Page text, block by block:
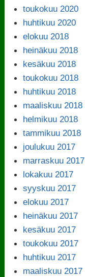
toukokuu 2020
huhtikuu 2020
elokuu 2018
heinäkuu 2018
kesäkuu 2018
toukokuu 2018
huhtikuu 2018
maaliskuu 2018
helmikuu 2018
tammikuu 2018
joulukuu 2017
marraskuu 2017
lokakuu 2017
syyskuu 2017
elokuu 2017
heinäkuu 2017
kesäkuu 2017
toukokuu 2017
huhtikuu 2017
maaliskuu 2017